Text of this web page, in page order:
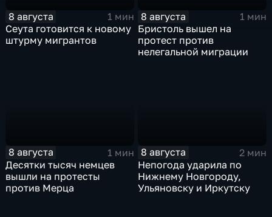
8 августа
1 мин
Сеута готовится к новому
штурму мигрантов
8 августа
1 мин
Бристоль вышел на
протест против
нелегальной миграции
8 августа
1 мин
Десятки тысяч немцев
вышли на протесты
против Мерца
8 августа
2 мин
Непогода ударила по
Нижнему Новгороду,
Ульяновску и Иркутску